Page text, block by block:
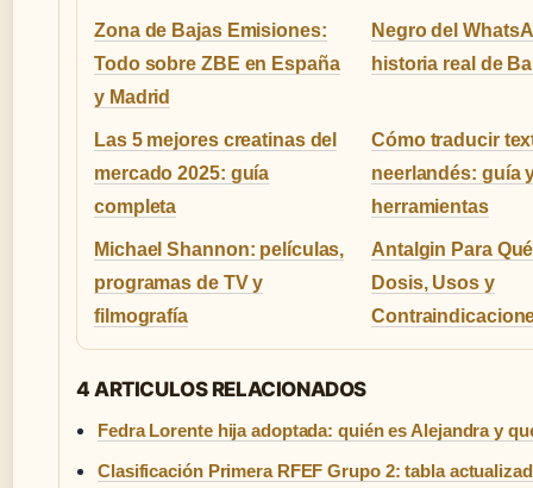
Zona de Bajas Emisiones:
Todo sobre ZBE en España
y Madrid
Negro del
historia real de
Las 5 mejores creatinas del
mercado 2025: guía
completa
Cómo traducir
neerlandés: guía
herramientas
Michael Shannon: películas,
programas de TV y
filmografía
Antalgin Para
Dosis, Usos y
4 ARTICULOS RELACIONADOS
Fedra Lorente hija adoptada: quién es Alejandra y
Clasificación Primera RFEF Grupo 2: tabla